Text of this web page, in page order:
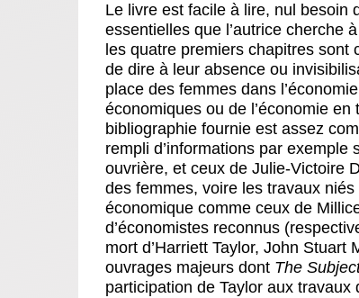
Le livre est facile à lire, nul besoin
essentielles que l’autrice cherche
les quatre premiers chapitres
de dire à leur absence ou
place des femmes dans
économiques ou de l’économie
bibliographie fournie est assez
rempli d’informations par
ouvrière, et ceux de Julie-Victoire
des femmes, voire les travaux
économique comme ceux de
d’économistes reconnus
mort d’Harriett Taylor, John
ouvrages majeurs dont The
participation de Taylor aux travaux